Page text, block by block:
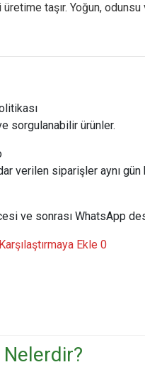
taşır. Yoğun, odunsu
sorgulanabilir ürünler.
verilen siparişler aynı gün
ve sonrası WhatsApp
Karşılaştırmaya Ekle 0